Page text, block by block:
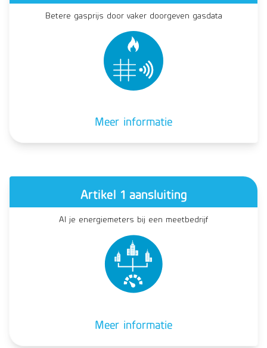
Betere gasprijs door vaker doorgeven gasdata
Meer informatie
Artikel 1 aansluiting
Al je energiemeters bij een meetbedrijf
Meer informatie